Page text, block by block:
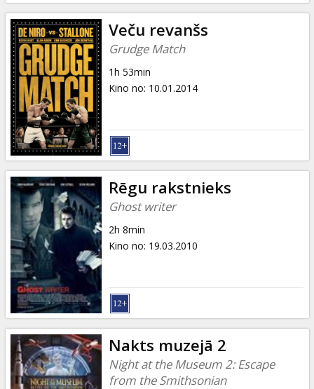
Veču revanšs
Grudge Match
1h 53min
Kino no: 10.01.2014
Rēgu rakstnieks
Ghost writer
2h 8min
Kino no: 19.03.2010
Nakts muzejā 2
Night at the Museum 2: Escape
from the Smithsonian